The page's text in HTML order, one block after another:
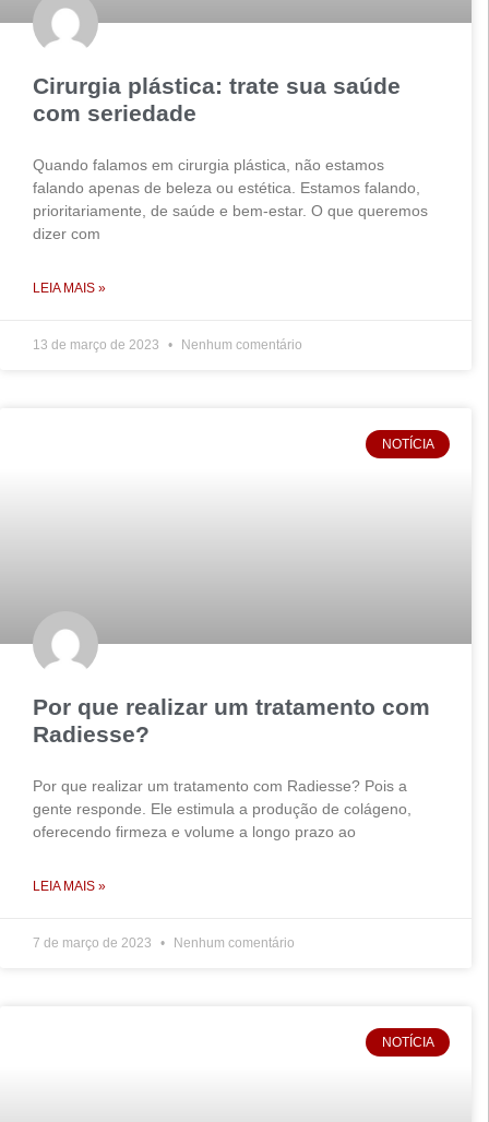
Cirurgia plástica: trate sua saúde
com seriedade
Quando falamos em cirurgia plástica, não estamos
falando apenas de beleza ou estética. Estamos falando,
prioritariamente, de saúde e bem-estar. O que queremos
dizer com
LEIA MAIS »
13 de março de 2023 Nenhum comentário
NOTÍCIA
Por que realizar um tratamento com
Radiesse?
Por que realizar um tratamento com Radiesse? Pois a
gente responde. Ele estimula a produção de colágeno,
oferecendo firmeza e volume a longo prazo ao
LEIA MAIS »
7 de março de 2023 Nenhum comentário
NOTÍCIA